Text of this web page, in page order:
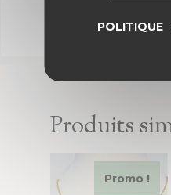
Produits
Promo !
POLITIQUE